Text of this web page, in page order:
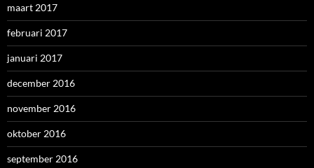
maart 2017
februari 2017
januari 2017
december 2016
november 2016
oktober 2016
september 2016